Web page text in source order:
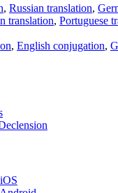
, Russian translation,
translation, Portuguese
, English conjugation,